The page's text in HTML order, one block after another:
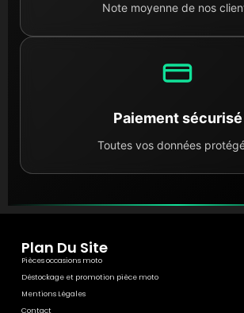
Note moyenne de nos
Paiement sécurisé
Toutes vos données
Plan Du Site
Pièces occasions moto
Déstockage et promotion pièce moto
Mentions Légales
Contact